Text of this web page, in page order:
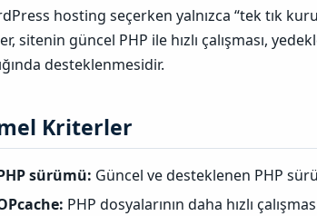
hosting seçerken yalnızca “tek tık
sitenin güncel PHP ile hızlı çalışması,
desteklenmesidir.
Kriterler​
sürümü: Güncel ve desteklenen PHP
PHP dosyalarının daha hızlı